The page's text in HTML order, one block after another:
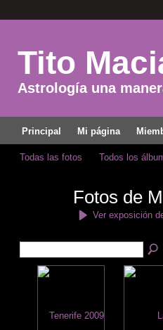
Tito
Astrología una
Principal Mi página
Todas las fotos Todos los
Fotos de
Ver exposición